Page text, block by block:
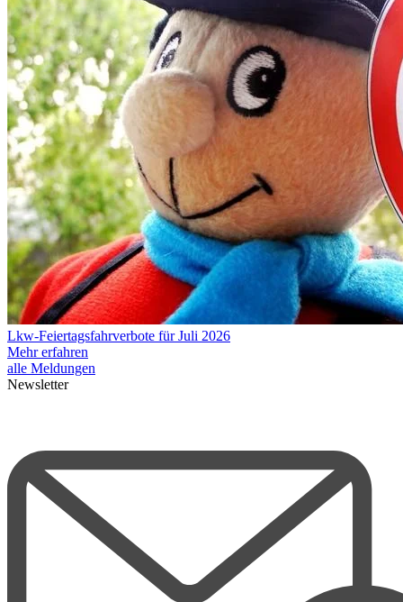
Lkw-Feiertagsfahrverbote für Juli 2026
Mehr erfahren
alle Meldungen
Newsletter